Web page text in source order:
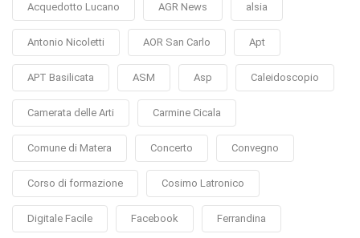
Acquedotto Lucano AGR News alsia
Antonio Nicoletti AOR San Carlo Apt
APT Basilicata ASM Asp Caleidoscopio
Camerata delle Arti Carmine Cicala
Comune di Matera Concerto Convegno
Corso di formazione Cosimo Latronico
Digitale Facile Facebook Ferrandina